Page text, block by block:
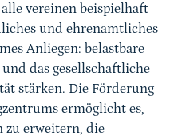
alle vereinen beispielhaft
und ehrenamtliches
Anliegen: belastbare
das gesellschaftliche
stärken. Die Förderung
ermöglicht es,
erweitern, die